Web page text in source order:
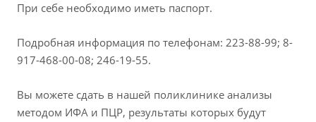
При себе необходимо иметь паспорт.
Подробная информация по телефонам: 223-88-99; 8-
917-468-00-08; 246-19-55.
Вы можете сдать в нашей поликлинике анализы
методом ИФА и ПЦР, результаты которых будут